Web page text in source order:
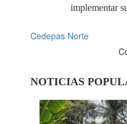
implementar
Cedepas Norte
NOTICIAS